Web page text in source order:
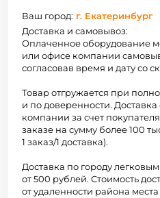
Ваш город: г. Екатеринбург
Доставка и самовывоз:
Оплаченное оборудование
или офисе компании
согласовав время и дату со
Товар отгружается при
и по доверенности.
компании за счет
заказе на сумму более 100
1 заказ/1 доставка).
Доставка по городу
от 500 рублей. Стоимость
от удаленности района